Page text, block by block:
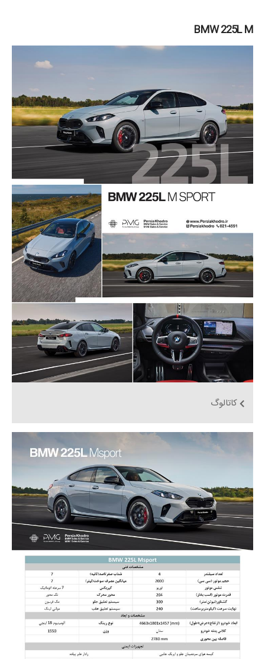
دریافت کاتالوگ محصول
BMW 225L M
کاتالوگ